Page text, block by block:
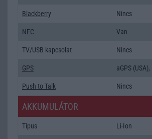
Blackberry Nincs
NFC Van
TV/USB kapcsolat Nincs
GPS aGPS
Push to Talk Nincs
AKKUMULÁTOR
Típus Li-Ion